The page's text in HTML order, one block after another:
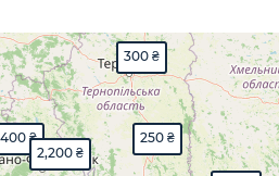
2,200 ₴
400 ₴ 250 ₴
300 ₴